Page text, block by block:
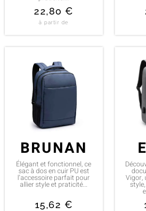
22,80 €
à partir de
BRUNAN
Élégant et fonctionnel, ce
sac à dos en cuir PU est
l’accessoire parfait pour
allier style et praticité...
15,62 €
Vigor,